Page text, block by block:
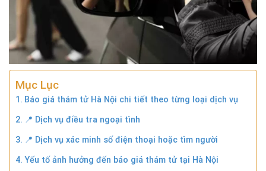
Mục Lục
Báo giá thám tử Hà Nội chi tiết theo từng loại dịch vụ
📍 Dịch vụ điều tra ngoại tình
📍 Dịch vụ xác minh số điện thoại hoặc tìm người
Yếu tố ảnh hưởng đến báo giá thám tử tại Hà Nội